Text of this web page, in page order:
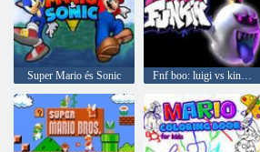
Super Mario és Sonic Fnf boo: luigi vs kingboo